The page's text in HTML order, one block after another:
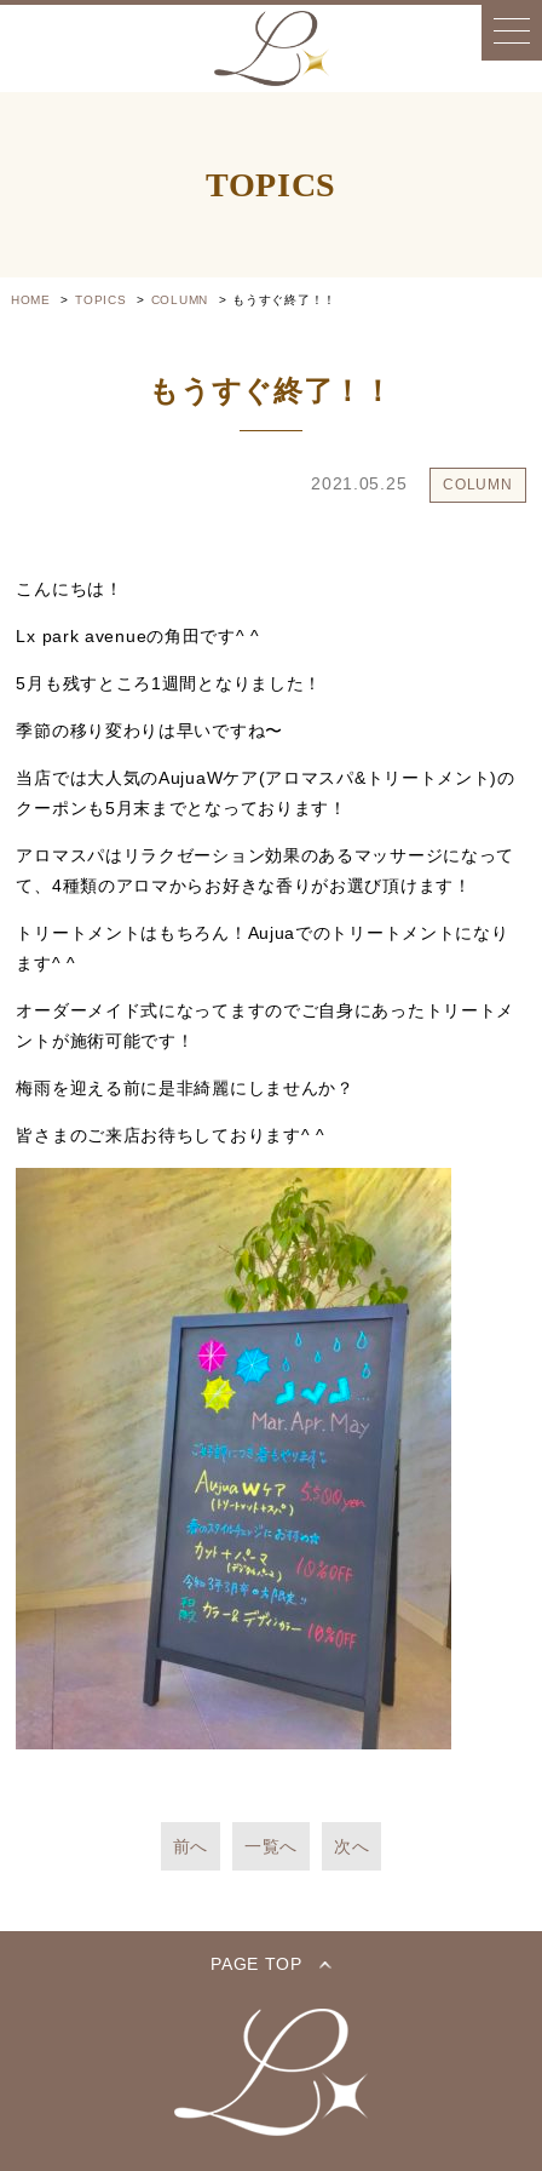
TOPICS
HOME TOPICS COLUMN もうすぐ終了！！
もうすぐ終了！！
2021.05.25 COLUMN
こんにちは！
Lx park avenueの角田です^ ^
5月も残すところ1週間となりました！
季節の移り変わりは早いですね〜
当店では大人気のAujuaWケア(アロマスパ&トリートメント)の
クーポンも5月末までとなっております！
アロマスパはリラクゼーション効果のあるマッサージになって
て、4種類のアロマからお好きな香りがお選び頂けます！
トリートメントはもちろん！Aujuaでのトリートメントになり
ます^ ^
オーダーメイド式になってますのでご自身にあったトリートメ
ントが施術可能です！
梅雨を迎える前に是非綺麗にしませんか？
皆さまのご来店お待ちしております^ ^
前へ 一覧へ 次へ
PAGE TOP